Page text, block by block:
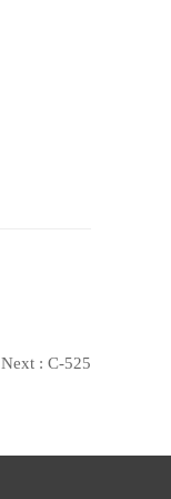
Next : C-525